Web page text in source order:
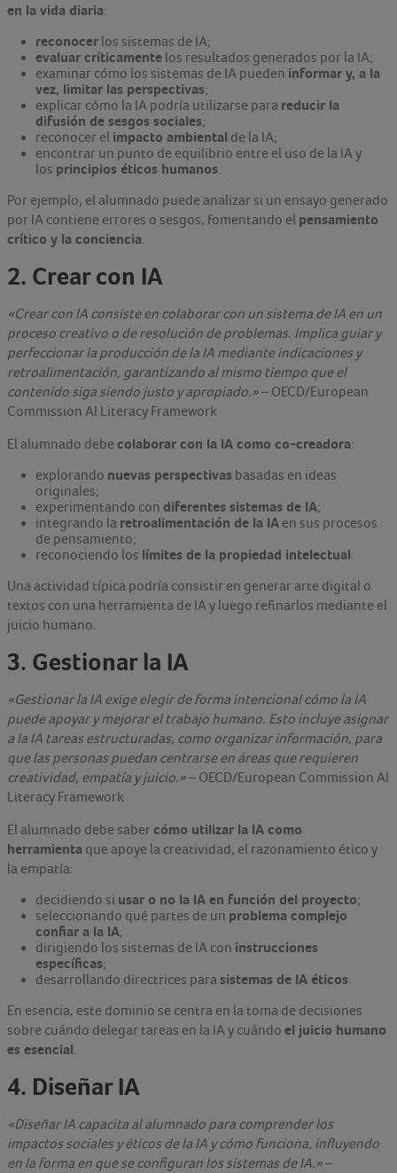
en la vida diaria:
reconocer los sistemas de IA;
evaluar críticamente los resultados generados por la IA;
examinar cómo los sistemas de IA pueden informar y, a la
vez, limitar las perspectivas;
explicar cómo la IA podría utilizarse para reducir la
difusión de sesgos sociales;
reconocer el impacto ambiental de la IA;
encontrar un punto de equilibrio entre el uso de la IA y
los principios éticos humanos.
Por ejemplo, el alumnado puede analizar si un ensayo generado
por IA contiene errores o sesgos, fomentando el pensamiento
crítico y la conciencia.
2. Crear con IA
«Crear con IA consiste en colaborar con un sistema de IA en un
proceso creativo o de resolución de problemas. Implica guiar y
perfeccionar la producción de la IA mediante indicaciones y
retroalimentación, garantizando al mismo tiempo que el
contenido siga siendo justo y apropiado.»– OECD/European
Commission AI Literacy Framework
El alumnado debe colaborar con la IA como co-creadora:
explorando nuevas perspectivas basadas en ideas
originales;
experimentando con diferentes sistemas de IA;
integrando la retroalimentación de la IA en sus procesos
de pensamiento;
reconociendo los límites de la propiedad intelectual.
Una actividad típica podría consistir en generar arte digital o
textos con una herramienta de IA y luego refinarlos mediante el
juicio humano.
3. Gestionar la IA
«Gestionar la IA exige elegir de forma intencional cómo la IA
puede apoyar y mejorar el trabajo humano. Esto incluye asignar
a la IA tareas estructuradas, como organizar información, para
que las personas puedan centrarse en áreas que requieren
creatividad, empatía y juicio.»– OECD/European Commission AI
Literacy Framework
El alumnado debe saber cómo utilizar la IA como
herramienta que apoye la creatividad, el razonamiento ético y
la empatía:
decidiendo si usar o no la IA en función del proyecto;
seleccionando qué partes de un problema complejo
confiar a la IA;
dirigiendo los sistemas de IA con instrucciones
específicas;
desarrollando directrices parasistemas de IA éticos.
En esencia, este dominio se centra en la toma de decisiones
sobre cuándo delegar tareas en la IA y cuándo el juicio humano
es esencial.
4. Diseñar IA
«Diseñar IA capacita al alumnado para comprender los
impactos sociales y éticos de la IA y cómo funciona, influyendo
en la forma en que se configuran los sistemas de IA.»–